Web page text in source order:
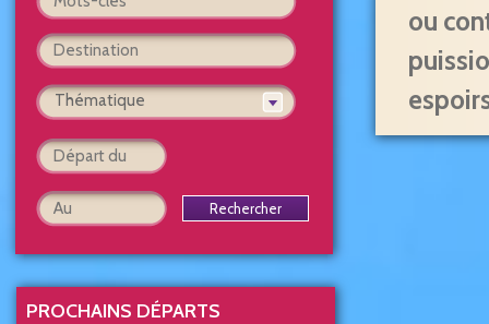
Promotion
Thématique
Rechercher
PROCHAINS DÉPARTS
ou